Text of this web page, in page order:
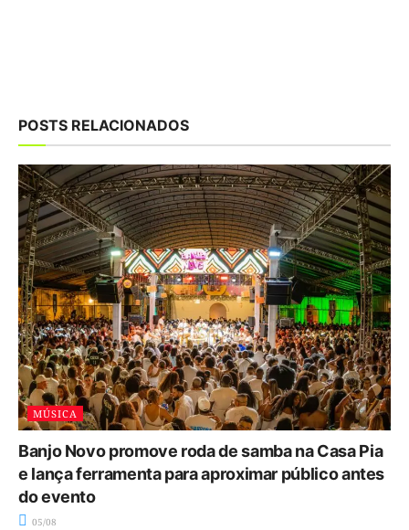
POSTS RELACIONADOS
MÚSICA
Banjo Novo promove roda de samba na Casa Pia
e lança ferramenta para aproximar público antes
do evento
05/08